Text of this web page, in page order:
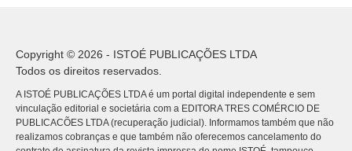
Copyright © 2026 - ISTOÉ PUBLICAÇÕES LTDA
Todos os direitos reservados.
A ISTOÉ PUBLICAÇÕES LTDA é um portal digital independente e sem
vinculação editorial e societária com a EDITORA TRES COMÉRCIO DE
PUBLICACÕES LTDA (recuperação judicial). Informamos também que não
realizamos cobranças e que também não oferecemos cancelamento do